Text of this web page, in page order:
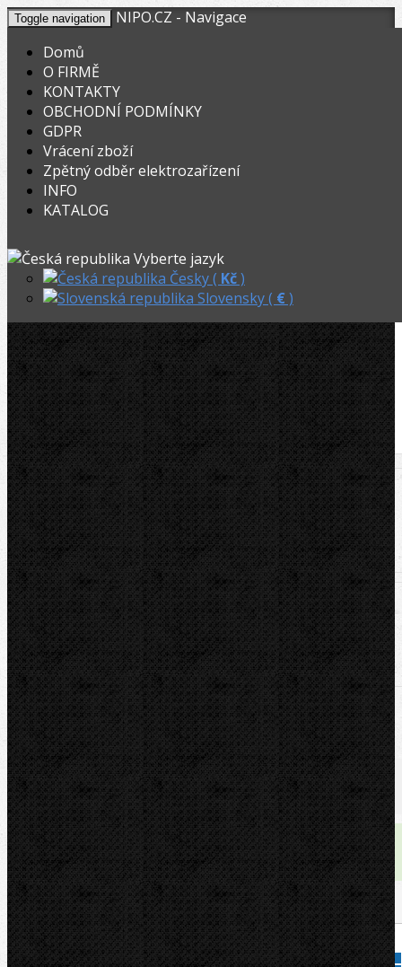
Toggle navigation
NIPO.CZ - Navigace
Domů
O FIRMĚ
KONTAKTY
OBCHODNÍ PODMÍNKY
GDPR
Vrácení zboží
Zpětný odběr elektrozařízení
INFO
KATALOG
Vyberte jazyk
Česky ( Kč)
Slovensky ( €)
V nákupním košíku máte0ks zboží.
Celkem:
Registrovat
OHYBACKY.NET »
Ridgid řezné kolečko E-1032
Ridgid řezné kolečko E-1032
U nás zaplatíte
899,00Kč
U nás zaplatíte s DPH
1 087,79Kč
Dostupnost:
skladem
Množství: